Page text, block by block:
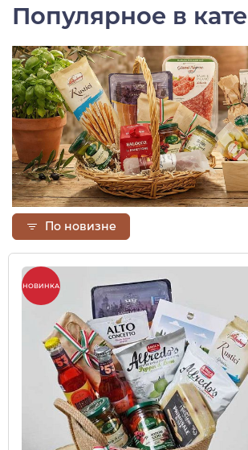
Популярное в
По новизне
НОВИНКА